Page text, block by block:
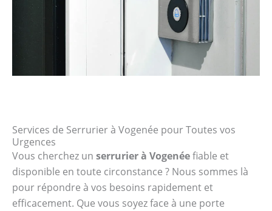
Services de Serrurier à Vogenée pour Toutes vos
Urgences
Vous cherchez un serrurier à Vogenéefiable et
disponible en toute circonstance ? Nous sommes là
pour répondre à vos besoins rapidement et
efficacement. Que vous soyez face à une porte